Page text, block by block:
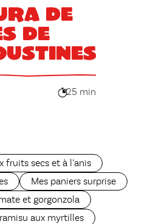
de
de
25 min
fruits secs et à l’anis
Mes paniers surprise
et gorgonzola
aux myrtilles